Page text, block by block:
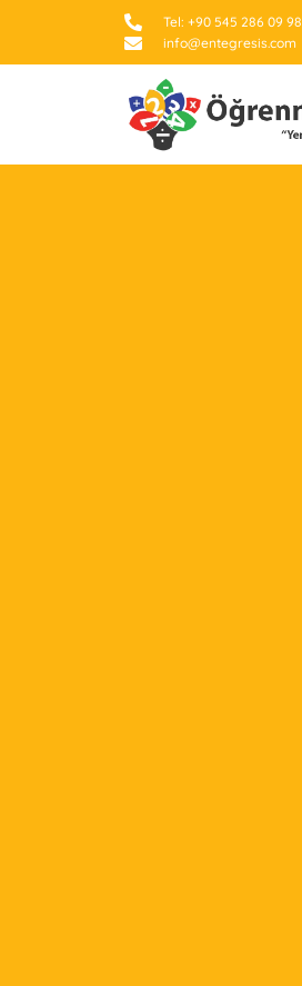
Tel: +90 545 286 09 98
info@entegresis.com